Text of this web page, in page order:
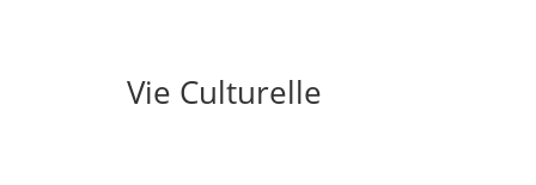
Vie Culturelle